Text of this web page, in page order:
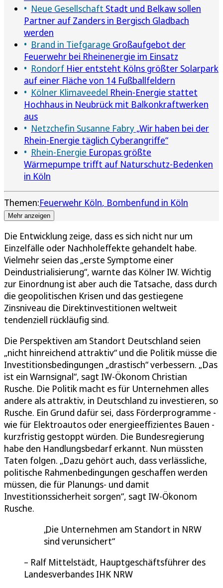
Neue Gesellschaft Stadt und Belkaw sollen
Partner auf Zanders in Bergisch Gladbach
werden
Brand in Tiefgarage Großaufgebot der
Feuerwehr bei Rheinenergie im Einsatz
Rondorf Hier entsteht Kölns größter Solarpark
auf einer Fläche von 14 Fußballfeldern
Kölner Klimaveedel Rhein-Energie stattet
Hochhaus in Neubrück mit Balkonkraftwerken
aus
Netzchefin Susanne Fabry „Wir haben bei der
Rhein-Energie täglich Cyberangriffe“
Rhein-Energie Europas größte
Wärmepumpe trifft auf Naturschutz-Bedenken
in Köln
Themen:Feuerwehr Köln Bombenfund in Köln
Mehr anzeigen
Die Entwicklung zeige, dass es sich nicht nur um
Einzelfälle oder Nachholeffekte gehandelt habe.
Vielmehr seien das „erste Symptome einer
Deindustrialisierung“, warnte das Kölner IW. Wichtig
zur Einordnung ist aber auch die Tatsache, dass durch
die geopolitischen Krisen und das gestiegene
Zinsniveau die Direktinvestitionen weltweit
tendenziell rückläufig sind.
Die Perspektiven am Standort Deutschland seien
„nicht hinreichend attraktiv“ und die Politik müsse die
Investitionsbedingungen „drastisch“ verbessern. „Das
ist ein Warnsignal“, sagt IW-Ökonom Christian
Rusche. Die Politik macht es für Unternehmen alles
andere als attraktiv, in Deutschland zu investieren, so
Rusche. Ein Grund dafür sei, dass Förderprogramme -
wie für Elektroautos oder energieeffizientes Bauen -
kurzfristig gestoppt würden. Die Bundesregierung
habe den Handlungsbedarf erkannt. Nun müssten
Taten folgen. „Dazu gehört auch, dass verlässliche,
politische Rahmenbedingungen geschaffen werden
müssen, die für Planungs- und damit
Investitionssicherheit sorgen“, sagt IW-Ökonom
Rusche.
Die Unternehmen am Standort in NRW
sind verunsichert
Ralf Mittelstädt, Hauptgeschäftsführer des
Landesverbandes IHK NRW